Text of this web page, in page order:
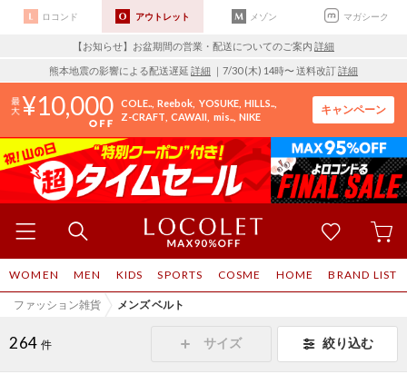
ロコンド アウトレット メゾン マガシーク
【お知らせ】お盆期間の営業・配送についてのご案内 詳細
熊本地震の影響による配送遅延 詳細 ｜7/30 (木) 14時〜 送料改訂詳細
10,000 COLE.. Reebok YOSUKE HILLS..
Z-CRAFT CAWAII mis.. NIKE
キャンペーン
WOMEN MEN KIDS SPORTS COSME HOME BRAND LIST
ファッション雑貨 メンズ ベルト
264 件 サイズ 絞り込む